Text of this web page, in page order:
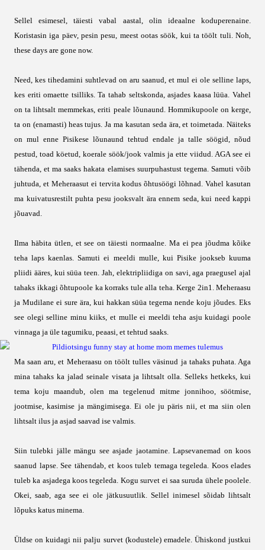
Sellel esimesel, täiesti vabal aastal, olin ideaalne koduperenaine.
Koristasin iga päev, pesin pesu, meest ootas söök, kui ta töölt tuli. Noh,
these days are gone now.
Need, kes tihedamini suhtlevad on aru saanud, et mul ei ole selline laps,
kes eriti omaette tsilliks. Ta tahab seltskonda, asjades kaasa lüüa. Vahel
on ta lihtsalt memmekas, eriti peale lõunaund. Hommikupoole on kerge,
ta on (enamasti) heas tujus. Ja ma kasutan seda ära, et toimetada. Näiteks
on mul enne Pisikese lõunaund tehtud endale ja talle söögid, nõud
pestud, toad köetud, koerale söök/jook valmis ja ette viidud. AGA see ei
tähenda, et ma saaks hakata elamises suurpuhastust tegema. Samuti võib
juhtuda, et Meheraasut ei tervita kodus õhtusöögi lõhnad. Vahel kasutan
ma kuivatusrestilt puhta pesu jooksvalt ära ennem seda, kui need kappi
jõuavad.
Ilma häbita ütlen, et see on täiesti normaalne. Ma ei pea jõudma kõike
teha laps kaenlas. Samuti ei meeldi mulle, kui Pisike jookseb kuuma
pliidi ääres, kui süüa teen. Jah, elektripliidiga on savi, aga praegusel ajal
tahaks ikkagi õhtupoole ka korraks tule alla teha. Kerge 2in1. Meheraasu
ja Mudilane ei sure ära, kui hakkan süüa tegema nende koju jõudes. Eks
see olegi selline minu kiiks, et mulle ei meeldi teha asju kuidagi poole
vinnaga ja üle tagumiku, peaasi, et tehtud saaks.
Ma saan aru, et Meheraasu on töölt tulles väsinud ja tahaks puhata. Aga
mina tahaks ka jalad seinale visata ja lihtsalt olla. Selleks hetkeks, kui
tema koju maandub, olen ma tegelenud mitme jonnihoo, söötmise,
jootmise, kasimise ja mängimisega. Ei ole ju päris nii, et ma siin olen
lihtsalt ilus ja asjad saavad ise valmis.
Siin tulebki jälle mängu see asjade jaotamine. Lapsevanemad on koos
saanud lapse. See tähendab, et koos tuleb temaga tegeleda. Koos elades
tuleb ka asjadega koos tegeleda. Kogu survet ei saa suruda ühele poolele.
Okei, saab, aga see ei ole jätkusuutlik. Sellel inimesel sõidab lihtsalt
lõpuks katus minema.
Üldse on kuidagi nii palju survet (kodustele) emadele. Ühiskond justkui